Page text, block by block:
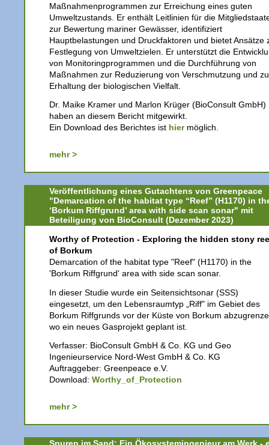
Maßnahmenprogrammen zur Erreichung eines guten
Umweltzustands. Er enthält Leitlinien für die
zur Bewertung mariner Gewässer, identifiziert
Hauptbelastungen und Druckfaktoren und bietet Ansätze
Festlegung von Umweltzielen. Er unterstützt die
von Monitoringprogrammen und die Durchführung von
Maßnahmen zur Reduzierung von Verschmutzung und
Erhaltung der biologischen Vielfalt.
Dr. Maike Kramer und Marlon Krüger (BioConsult GmbH)
haben an diesem Bericht mitgewirkt.
Ein Download des Berichtes ist hiermöglich.
mehr >
Veröffentlichung eines Gutachtens von Greenpeace
"Demarcation of the habitat type “Reef” (H1170) in
‘Borkum Riffgrund’ area with side scan sonar" mit
Beteiligung von BioConsult (Dezember 2023)
Worthy of Protection - Exploring the hidden stony
of Borkum
Demarcation of the habitat type "Reef" (H1170) in the
'Borkum Riffgrund' area with side scan sonar.
In dieser Studie wurde ein Seitensichtsonar (SSS)
eingesetzt, um den Lebensraumtyp „Riff" im Gebiet des
Borkum Riffgrunds vor der Küste von Borkum
wo ein neues Gasprojekt geplant ist.
Verfasser: BioConsult GmbH & Co. KG und Geo
Ingenieurservice Nord-West GmbH & Co. KG
Auftraggeber: Greenpeace e.V.
Download: Worthy_of_Protection
mehr >